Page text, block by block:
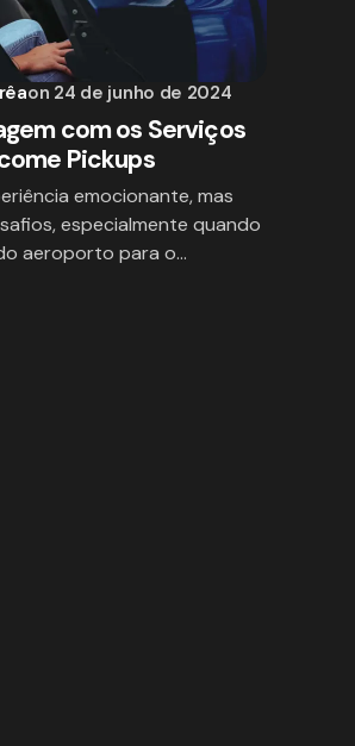
on 24 de junho de 2024
com os Serviços
Pickups
emocionante, mas
especialmente quando
aeroporto para o…